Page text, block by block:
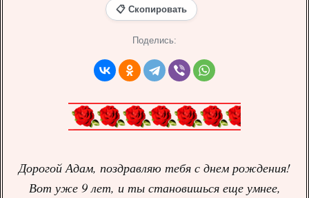
📋 Скопировать
Поделись:
Дорогой Адам, поздравляю тебя с днем рождения!
Вот уже 9 лет, и ты становишься еще умнее,